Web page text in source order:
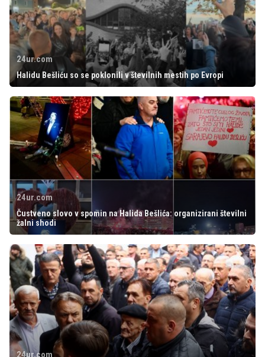
24ur.com
Halidu Bešliću so se poklonili v številnih mestih po Evropi
24ur.com
Čustveno slovo v spomin na Halida Bešlića: organizirani številni
žalni shodi
24ur.com